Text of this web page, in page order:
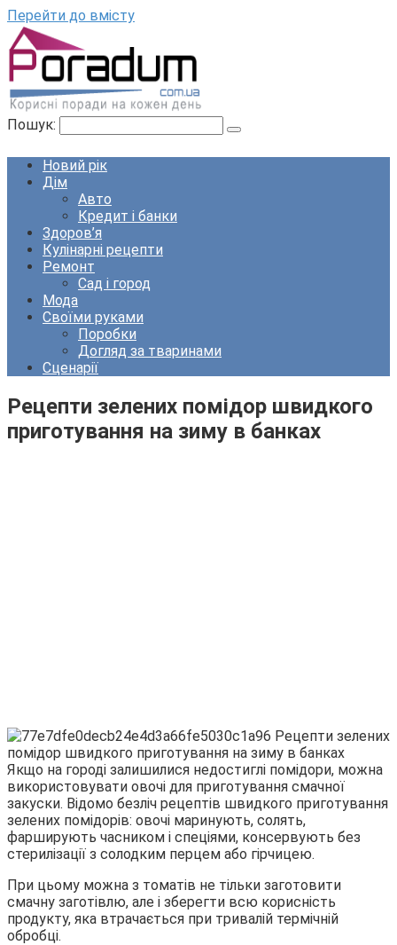
Перейти до вмісту
Пошук:
Новий рік
Дім
Авто
Кредит і банки
Здоров’я
Кулінарні рецепти
Ремонт
Сад і город
Мода
Своїми руками
Поробки
Догляд за тваринами
Сценарії
Рецепти зелених помідор швидкого
приготування на зиму в банках
Якщо на городі залишилися недостиглі помідори, можна
використовувати овочі для приготування смачної
закуски. Відомо безліч рецептів швидкого приготування
зелених помідорів: овочі маринують, солять,
фарширують часником і спеціями, консервують без
стерилізації з солодким перцем або гірчицею.
При цьому можна з томатів не тільки заготовити
смачну заготівлю, але і зберегти всю корисність
продукту, яка втрачається при тривалій термічній
обробці.